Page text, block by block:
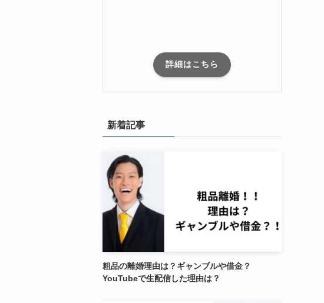
詳細はこちら
新着記事
粗品の離婚理由は？ギャンブルや借金？
YouTubeで生配信した理由は？